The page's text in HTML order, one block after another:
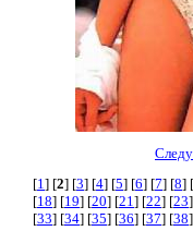
[1] [2] [3] [4] [5] [6] [7] [8] [
[18] [19] [20] [21] [22] [23
[33] [34] [35] [36] [37] [38